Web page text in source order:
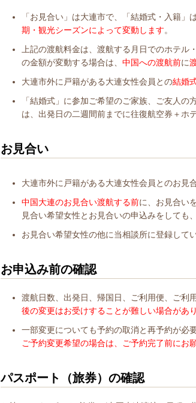
「お見合い」は大連市で、「結婚式・入籍」
期・観光シーズンによって変動します。
上記の渡航料金は、渡航する月日でのホテル
の金額が変動する場合は、 中国への渡航前に
大連市外に戸籍がある大連女性会員との結婚
「結婚式」に参加ご希望のご家族、ご友人の方
は、出発日の二週間前までに往復航空券＋ホ
お見合い
大連市外に戸籍がある大連女性会員とのお見合
中国大連のお見合い渡航する前に、お見合い
見合い希望女性とお見合いの申込みをしても
お見合い希望女性の他に当相談所に登録して
お申込み前の確認
渡航日数、出発日、帰国日、ご利用便、ご利
後の変更はお受けすることが難しい場合があ
一部変更についても予約の取消と再予約が必
ご予約変更希望の場合は、ご予約完了前にお
パスポート（旅券）の確認